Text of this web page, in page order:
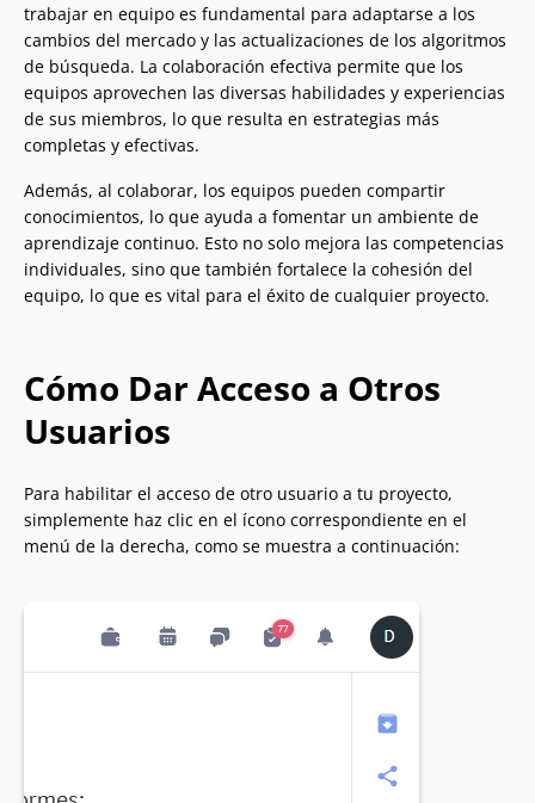
trabajar en equipo es fundamental para adaptarse a los
cambios del mercado y las actualizaciones de los algoritmos
de búsqueda. La colaboración efectiva permite que los
equipos aprovechen las diversas habilidades y experiencias
de sus miembros, lo que resulta en estrategias más
completas y efectivas.
Además, al colaborar, los equipos pueden compartir
conocimientos, lo que ayuda a fomentar un ambiente de
aprendizaje continuo. Esto no solo mejora las competencias
individuales, sino que también fortalece la cohesión del
equipo, lo que es vital para el éxito de cualquier proyecto.
Cómo Dar Acceso a Otros
Usuarios
Para habilitar el acceso de otro usuario a tu proyecto,
simplemente haz clic en el ícono correspondiente en el
menú de la derecha, como se muestra a continuación: